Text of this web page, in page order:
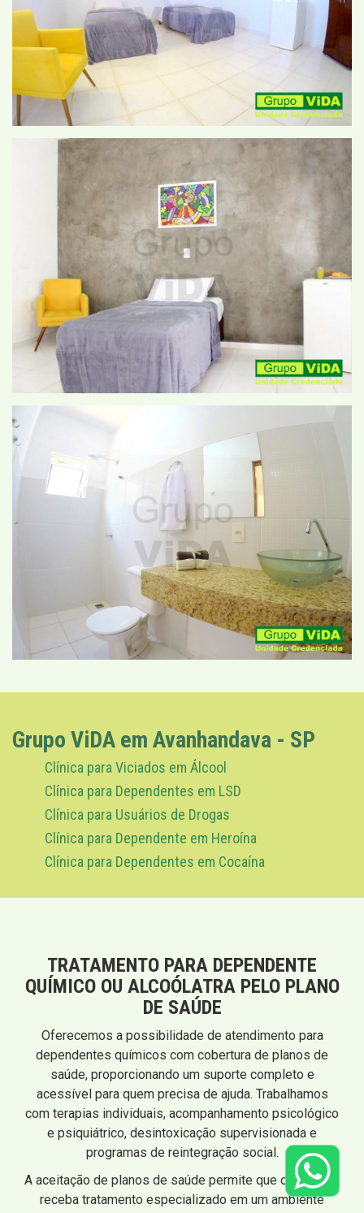
Grupo ViDA em Avanhandava - SP
Clínica para Viciados em Álcool
Clínica para Dependentes em LSD
Clínica para Usuários de Drogas
Clínica para Dependente em Heroína
Clínica para Dependentes em Cocaína
TRATAMENTO PARA DEPENDENTE
QUÍMICO OU ALCOÓLATRA PELO PLANO
DE SAÚDE
Oferecemos a possibilidade de atendimento para
dependentes químicos com cobertura de planos de
saúde, proporcionando um suporte completo e
acessível para quem precisa de ajuda. Trabalhamos
com terapias individuais, acompanhamento psicológico
e psiquiátrico, desintoxicação supervisionada e
programas de reintegração social.
A aceitação de planos de saúde permite que o paciente
receba tratamento especializado em um ambiente